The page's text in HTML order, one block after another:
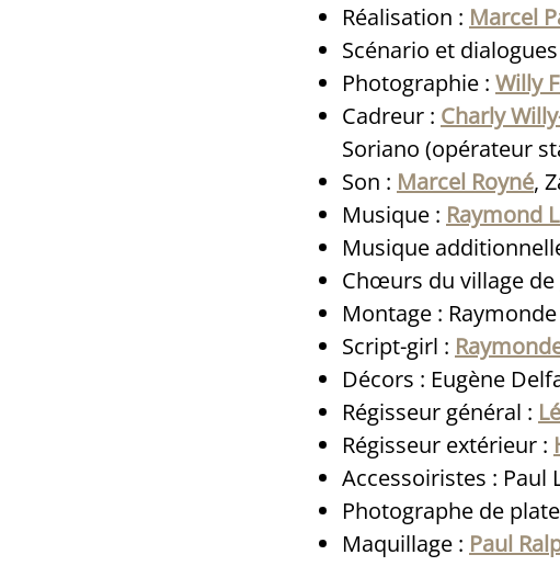
Réalisation : Marcel
Scénario et
Photographie : Willy
Cadreur : Charly
Soriano (opérateur
Son : Marcel Royné,
Musique : Raymond
Musique
Chœurs du village de
Montage :
Script-girl :
Décors : Eugène
Régisseur général :
Régisseur extérieur :
Accessoiristes : Paul
Photographe de
Maquillage : Paul